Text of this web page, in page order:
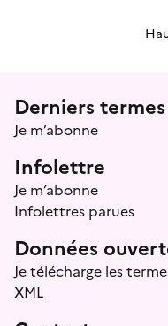
Menu
Derniers
Je m’abonne
Infolettre
Je m’abonne
Infolettres parues
Données
Je télécharge les
XML